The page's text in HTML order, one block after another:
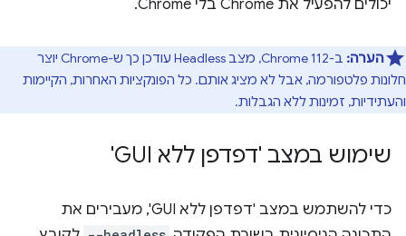
יכולים להפעיל את Chrome בלי Chrome.
הערה:
ב-Chrome 112, מצב Headless עודכן כך ש-Chrome יוצר
חלונות פלטפורמה, אבל לא מציג אותם. כל הפונקציות האחרות, הקיימות
והעתידיות, זמינות ללא הגבלות.
שימוש במצב 'דפדפן ללא GUI'
כדי להשתמש במצב 'דפדפן ללא GUI', מעבירים את